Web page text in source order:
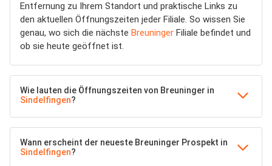
Entfernung zu Ihrem Standort und praktische Links zu
den aktuellen Öffnungszeiten jeder Filiale. So wissen Sie
genau, wo sich die nächste Breuninger Filiale befindet und
ob sie heute geöffnet ist.
Wie lauten die Öffnungszeiten von Breuninger in
Sindelfingen?
Wann erscheint der neueste Breuninger Prospekt in
Sindelfingen?